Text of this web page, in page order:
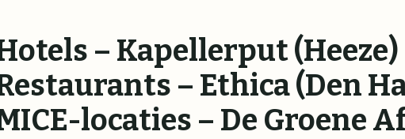
– Kapellerput (Heeze)
– Ethica (Den
locaties – De Groene